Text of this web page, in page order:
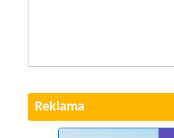
Reklama